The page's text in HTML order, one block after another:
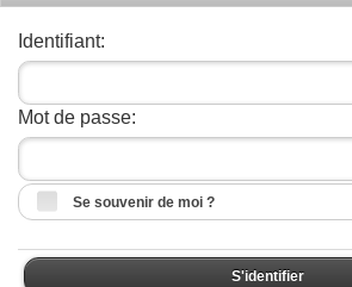
Identifiant:
Mot de passe:
Se souvenir de moi ?
S'identifier